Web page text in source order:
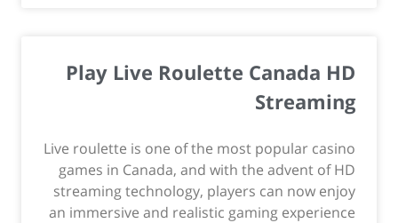
Play Live Roulette Canada HD
Streaming
Live roulette is one of the most popular casino
games in Canada, and with the advent of HD
streaming technology, players can now enjoy
an immersive and realistic gaming experience